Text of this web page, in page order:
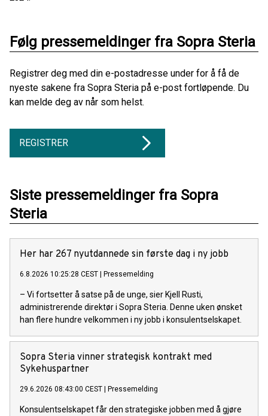
Følg pressemeldinger fra Sopra Steria
Registrer deg med din e-postadresse under for å få de
nyeste sakene fra Sopra Steria på e-post fortløpende. Du
kan melde deg av når som helst.
REGISTRER
Siste pressemeldinger fra Sopra
Steria
Her har 267 nyutdannede sin første dag i ny jobb
6.8.2026 10:25:28 CEST | Pressemelding
– Vi fortsetter å satse på de unge, sier Kjell Rusti,
administrerende direktør i Sopra Steria. Denne uken ønsket
han flere hundre velkommen i ny jobb i konsulentselskapet.
Sopra Steria vinner strategisk kontrakt med
Sykehuspartner
29.6.2026 08:43:00 CEST | Pressemelding
Konsulentselskapet får den strategiske jobben med å gjøre